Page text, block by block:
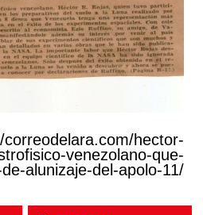
hector-
venezolano-que-
alunizaje-del-apolo-11/